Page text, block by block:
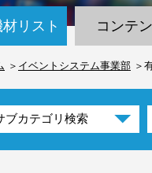
リスト コンテ
イベントシステム事業部